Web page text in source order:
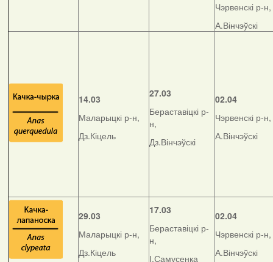
Чэрвенскі р-н,
А.Вінчэўскі
14.03
Маларыцкі р-н,
Дз.Кіцель
27.03
Бераставіцкі р-
н,
Дз.Вінчэўскі
02.04
Чэрвенскі р-н,
А.Вінчэўскі
29.03
Маларыцкі р-н,
Дз.Кіцель
17.03
Бераставіцкі р-
н,
І.Самусенка
02.04
Чэрвенскі р-н,
А.Вінчэўскі